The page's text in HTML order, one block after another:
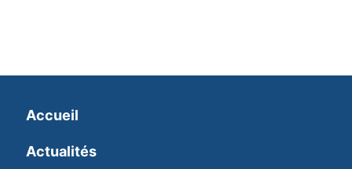
Accueil
Actualités